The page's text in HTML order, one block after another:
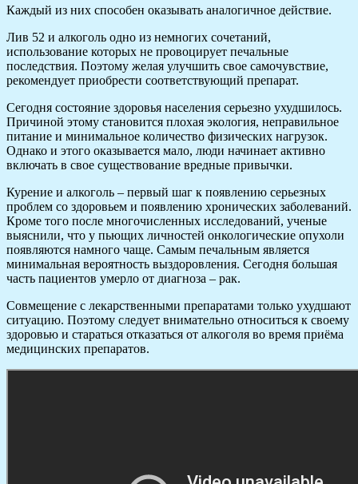
Каждый из них способен оказывать аналогичное действие.
Лив 52 и алкоголь одно из немногих сочетаний,
использование которых не провоцирует печальные
последствия. Поэтому желая улучшить свое самочувствие,
рекомендует приобрести соответствующий препарат.
Сегодня состояние здоровья населения серьезно ухудшилось.
Причиной этому становится плохая экология, неправильное
питание и минимальное количество физических нагрузок.
Однако и этого оказывается мало, люди начинает активно
включать в свое существование вредные привычки.
Курение и алкоголь – первый шаг к появлению серьезных
проблем со здоровьем и появлению хронических заболеваний.
Кроме того после многочисленных исследований, ученые
выяснили, что у пьющих личностей онкологические опухоли
появляются намного чаще. Самым печальным является
минимальная вероятность выздоровления. Сегодня большая
часть пациентов умерло от диагноза – рак.
Совмещение с лекарственными препаратами только ухудшают
ситуацию. Поэтому следует внимательно относиться к своему
здоровью и стараться отказаться от алкоголя во время приёма
медицинских препаратов.